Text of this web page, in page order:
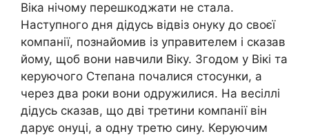
Віка нічому перешкоджати не стала.
Наступного дня дідусь відвіз онуку до своєї
компанії, познайомив із управителем і сказав
йому, щоб вони навчили Віку. Згодом у Вікі та
керуючого Степана почалися стосунки, а
через два роки вони одружилися. На весіллі
дідусь сказав, що дві третини компанії він
дарує онуці, а одну третю сину. Керуючим